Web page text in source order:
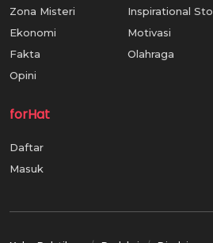
Zona Misteri
Ekonomi
Fakta
Opini
Inspirational
Motivasi
Olahraga
forHat
Daftar
Masuk